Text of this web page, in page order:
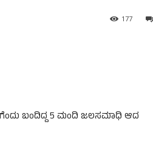
177
ಬಂದಿದ್ದ 5 ಮಂದಿ ಜಲಸಮಾಧಿ ಆದ